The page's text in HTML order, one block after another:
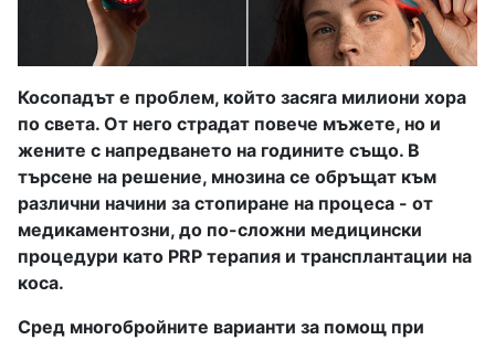
Косопадът е проблем, който засяга милиони хора
по света. От него страдат повече мъжете, но и
жените с напредването на годините също. В
търсене на решение, мнозина се обръщат към
различни начини за стопиране на процеса - от
медикаментозни, до по-сложни медицински
процедури като PRP терапия и трансплантации на
коса.
Сред многобройните варианти за помощ при